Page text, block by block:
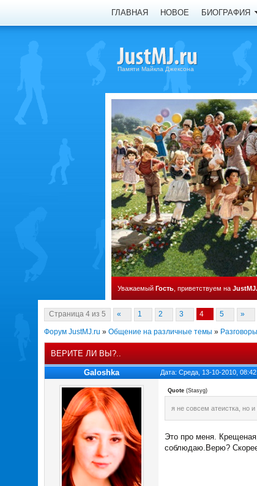
ГЛАВНАЯ НОВОЕ БИОГРАФИЯ
Памяти Майкла Джексона
Уважаемый Гость , приветствуем на
Страница 4 из 5 « 1 2 3 4 5 »
Форум JustMJ.ru » Общение на различные темы »
ВЕРИТЕ ЛИ ВЫ?..
Galoshka Дата: Среда, 13-10-2010,
Quote (Stasyg)
я не совсем атеистка, но
Это про меня.
соблюдаю.Верю?